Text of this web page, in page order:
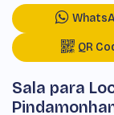
QR
Sala para